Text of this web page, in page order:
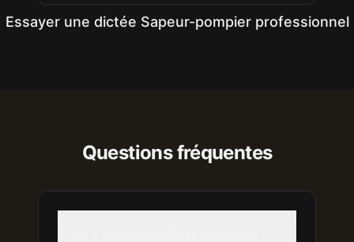
Essayer une dictée Sapeur-pompier professionnel
Questions fréquentes